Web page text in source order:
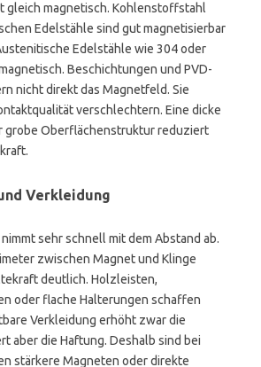
gleich magnetisch. Kohlenstoffstahl
Edelstähle sind gut magnetisierbar
Edelstähle wie 304 oder
Beschichtungen und PVD-
nicht direkt das Magnetfeld. Sie
verschlechtern. Eine dicke
grobe Oberflächenstruktur reduziert
Verkleidung
sehr schnell mit dem Abstand ab.
zwischen Magnet und Klinge
deutlich. Holzleisten,
oder flache Halterungen schaffen
Verkleidung erhöht zwar die
aber die Haftung. Deshalb sind bei
stärkere Magneten oder direkte